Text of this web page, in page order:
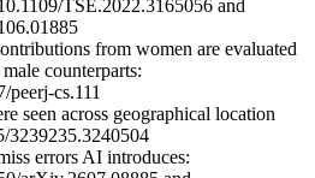
TSE.2022.3165056 and
from women are evaluated
counterparts:
peerj-cs.111
seen across geographical location
3239235.3240504
errors AI introduces: